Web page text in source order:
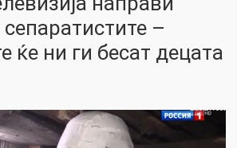
сепаратистите –
ќе ни ги бесат децата